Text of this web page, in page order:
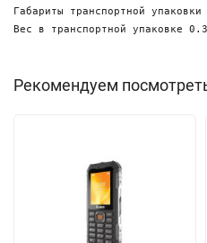
Габариты транспортной
Рекомендуем